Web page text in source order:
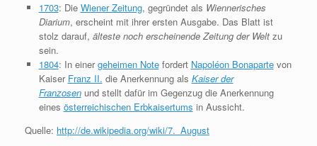
1703: Die Wiener Zeitung, gegründet als Wiennerisches
Diarium, erscheint mit ihrer ersten Ausgabe. Das Blatt ist
stolz darauf, älteste noch erscheinende Zeitung der Welt zu
sein.
1804: In einergeheimen Notefordert Napoléon Bonapartevon
Kaiser Franz II. die Anerkennung als Kaiser der
Franzosen und stellt dafür im Gegenzug die Anerkennung
eines österreichischen Erbkaisertums in Aussicht.
Quelle: http://de.wikipedia.org/wiki/7._August